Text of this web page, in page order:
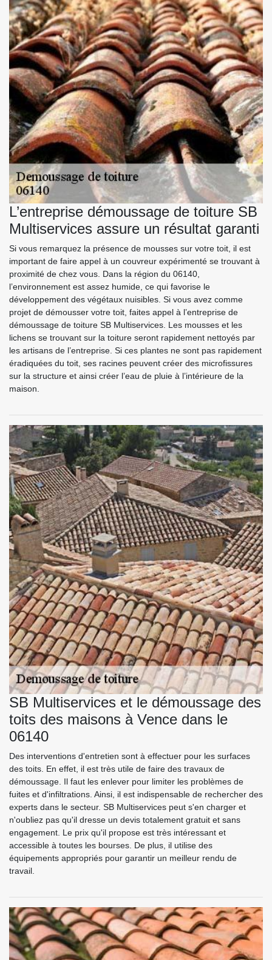
L’entreprise démoussage de toiture SB
Multiservices assure un résultat garanti
Si vous remarquez la présence de mousses sur votre toit, il est
important de faire appel à un couvreur expérimenté se trouvant à
proximité de chez vous. Dans la région du 06140,
l’environnement est assez humide, ce qui favorise le
développement des végétaux nuisibles. Si vous avez comme
projet de démousser votre toit, faites appel à l’entreprise de
démoussage de toiture SB Multiservices. Les mousses et les
lichens se trouvant sur la toiture seront rapidement nettoyés par
les artisans de l’entreprise. Si ces plantes ne sont pas rapidement
éradiquées du toit, ses racines peuvent créer des microfissures
sur la structure et ainsi créer l’eau de pluie à l’intérieure de la
maison.
SB Multiservices et le démoussage des
toits des maisons à Vence dans le
06140
Des interventions d'entretien sont à effectuer pour les surfaces
des toits. En effet, il est très utile de faire des travaux de
démoussage. Il faut les enlever pour limiter les problèmes de
fuites et d'infiltrations. Ainsi, il est indispensable de rechercher des
experts dans le secteur. SB Multiservices peut s'en charger et
n'oubliez pas qu'il dresse un devis totalement gratuit et sans
engagement. Le prix qu'il propose est très intéressant et
accessible à toutes les bourses. De plus, il utilise des
équipements appropriés pour garantir un meilleur rendu de
travail.